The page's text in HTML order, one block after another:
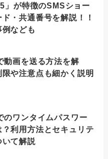
」が特徴のSMSショー
ド・共通番号を解説！！
なども
動画を送る方法を解
限や注意点も細かく説明
のワンタイムパスワー
？利用方法とセキュリテ
いて解説